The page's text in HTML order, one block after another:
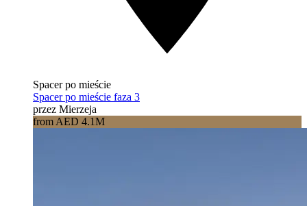
Spacer po mieście
Spacer po mieście faza 3
przez Mierzeja
from AED 4.1M